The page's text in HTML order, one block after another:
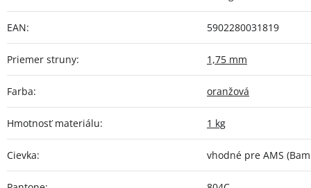
EAN: 5902280031819
Priemer struny: 1,75 mm
Farba: oranžová
Hmotnosť materiálu: 1 kg
Cievka: vhodné pre AMS